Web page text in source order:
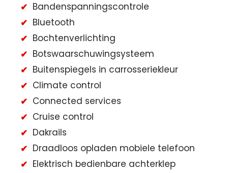
Bandenspanningscontrole
Bluetooth
Bochtenverlichting
Botswaarschuwingsysteem
Buitenspiegels in carrosseriekleur
Climate control
Connected services
Cruise control
Dakrails
Draadloos opladen mobiele telefoon
Elektrisch bedienbare achterklep